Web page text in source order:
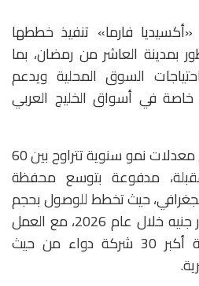
فارما» تنفيذ خططها
بمدينة العاشر من رمضان، بما
السوق المحلية ويدعم
في أسواق الخليج العربي
وتستهدف الشركة تحقيق معدلات نمو سنوية تتراوح بين 60
مدفوعة بتوسع محفظة
الجغرافي، حيث تخطط للوصول بحجم
مبيعاتها إلى نحو 1.5 مليار جنيه خلال عام 2026، مع العمل
على الانضمام إلى قائمة أكبر 30 شركة دواء من حيث